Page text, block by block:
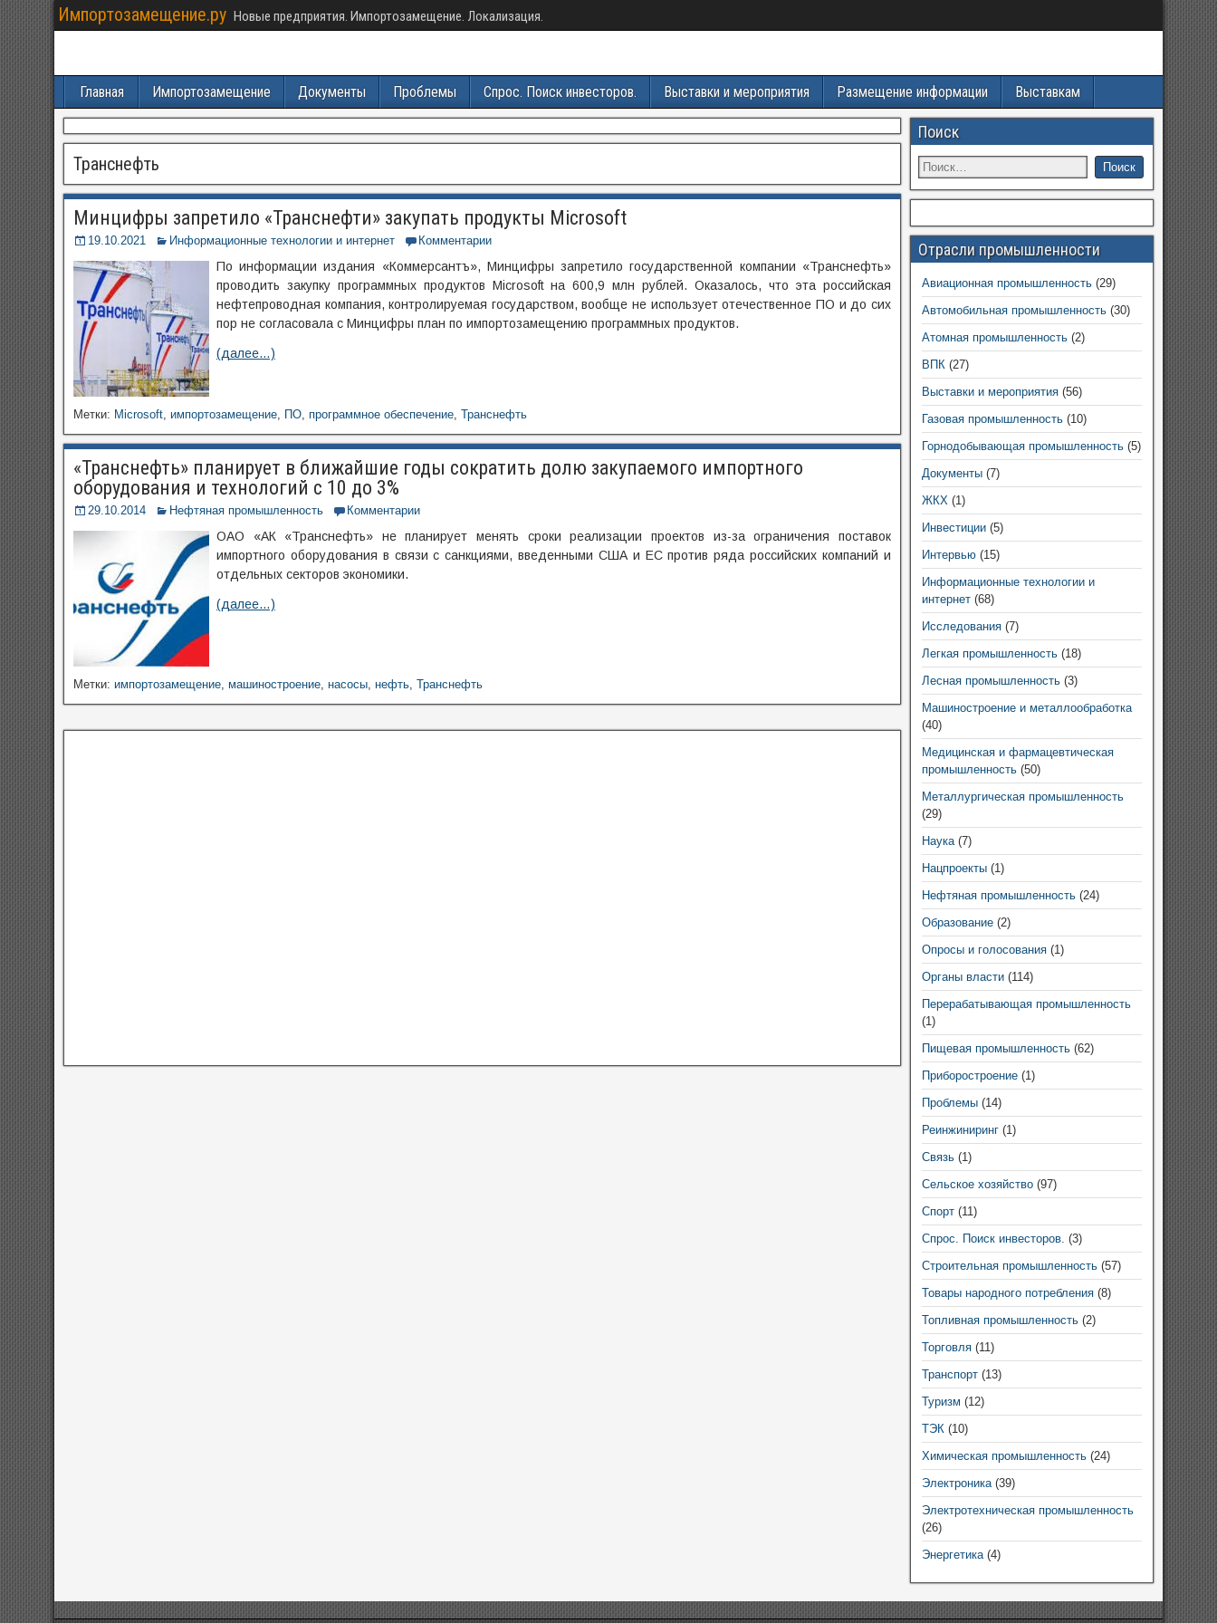
Импортозамещение.ру Новые предприятия. Импортозамещение. Локализация.
Главная Импортозамещение Документы Проблемы Спрос. Поиск инвесторов. Выставки и мероприятия Размещение информации Выставкам
Транснефть
Минцифры запретило «Транснефти» закупать продукты Microsoft
19.10.2021 Информационные технологии и интернет Комментарии
По информации издания «Коммерсантъ», Минцифры запретило государственной компании «Транснефть»
проводить закупку программных продуктов Microsoft на 600,9 млн рублей. Оказалось, что эта российская
нефтепроводная компания, контролируемая государством, вообще не использует отечественное ПО и до сих
пор не согласовала с Минцифры план по импортозамещению программных продуктов.
(далее…)
Метки: Microsoft, импортозамещение, ПО, программное обеспечение, Транснефть
«Транснефть» планирует в ближайшие годы сократить долю закупаемого импортного
оборудования и технологий с 10 до 3%
29.10.2014 Нефтяная промышленность Комментарии
ОАО «АК «Транснефть» не планирует менять сроки реализации проектов из-за ограничения поставок
импортного оборудования в связи с санкциями, введенными США и ЕС против ряда российских компаний и
отдельных секторов экономики.
(далее…)
Метки: импортозамещение, машиностроение, насосы, нефть, Транснефть
Поиск
Отрасли промышленности
Авиационная промышленность(29)
Автомобильная промышленность(30)
Атомная промышленность(2)
ВПК(27)
Выставки и мероприятия(56)
Газовая промышленность(10)
Горнодобывающая промышленность(5)
Документы(7)
ЖКХ(1)
Инвестиции(5)
Интервью(15)
Информационные технологии и
интернет(68)
Исследования(7)
Легкая промышленность(18)
Лесная промышленность(3)
Машиностроение и металлообработка
(40)
Медицинская и фармацевтическая
промышленность(50)
Металлургическая промышленность
(29)
Наука(7)
Нацпроекты(1)
Нефтяная промышленность(24)
Образование(2)
Опросы и голосования(1)
Органы власти(114)
Перерабатывающая промышленность
(1)
Пищевая промышленность(62)
Приборостроение(1)
Проблемы(14)
Реинжиниринг(1)
Связь(1)
Сельское хозяйство(97)
Спорт(11)
Спрос. Поиск инвесторов. (3)
Строительная промышленность(57)
Товары народного потребления(8)
Топливная промышленность(2)
Торговля(11)
Транспорт(13)
Туризм (12)
ТЭК(10)
Химическая промышленность(24)
Электроника(39)
Электротехническая промышленность
(26)
Энергетика(4)